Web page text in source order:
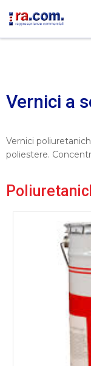
Passa al contenuto
Vernici a
Vernici
poliestere.